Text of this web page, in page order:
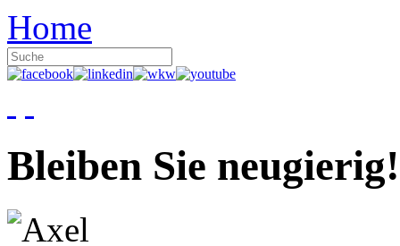
Home
Bleiben Sie neugierig!